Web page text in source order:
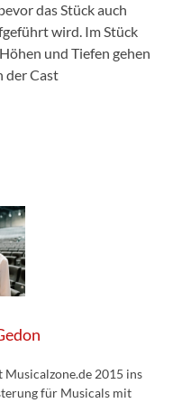
das Stück auch
wird. Im Stück
und Tiefen gehen
der Cast
2015 ins
für Musicals mit